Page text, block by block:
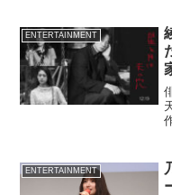
ENTERTAINMENT
ENTERTAINMENT